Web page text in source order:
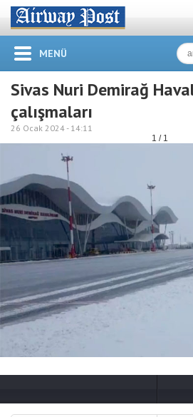
MENÜ
Sivas Nuri Demirağ
çalışmaları
26 Ocak 2024 - 14:11
1 / 1